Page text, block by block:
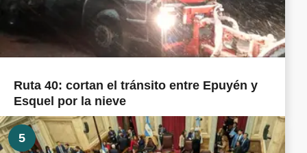
Ruta 40: cortan el tránsito entre Epuyén y
Esquel por la nieve
5